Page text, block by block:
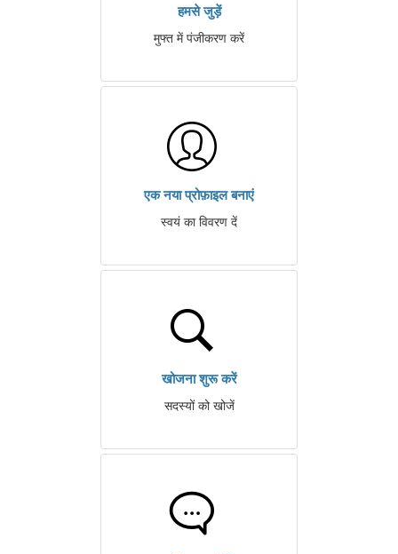
हमसे जुड़ें
मुफ्त में पंजीकरण करें
एक नया प्रोफ़ाइल बनाएं
स्वयं का विवरण दें
खोजना शुरू करें
सदस्यों को खोजें